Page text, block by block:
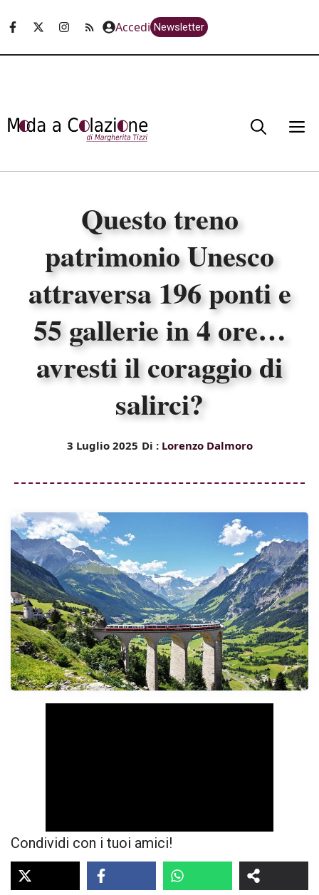
Accedi Newsletter
Questo treno
patrimonio Unesco
attraversa 196 ponti e
55 gallerie in 4 ore…
avresti il coraggio di
salirci?
3 Luglio 2025 Di : Lorenzo Dalmoro
Condividi con i tuoi amici!